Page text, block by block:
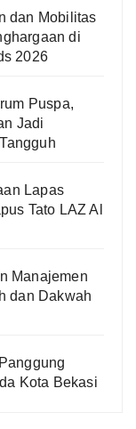
dan Mobilitas
di
2026
Puspa,
Jadi
Lapas
Tato LAZ Al
Manajemen
dan Dakwah
Kota Bekasi